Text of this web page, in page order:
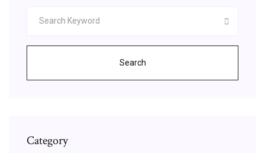
Search
Category